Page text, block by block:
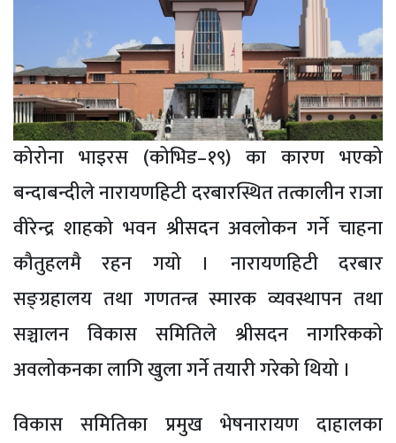
कोरोना भाइरस (कोभिड–१९) का कारण भएको
बन्दाबन्दीले नारायणहिटी दरबारस्थित तत्कालीन राजा
वीरेन्द्र शाहको भवन श्रीसदन अवलोकन गर्ने चाहना
कौतुहलमै रहन गयो । नारायणहिटी दरबार
सङ्ग्रहालय तथा गणतन्त्र स्मारक व्यवस्थापन तथा
सञ्चालन विकास समितिले श्रीसदन नागरिकको
अवलोकनका लागि खुला गर्ने तयारी गरेको थियो ।
विकास समितिका प्रमुख भेषनारायण दाहालका